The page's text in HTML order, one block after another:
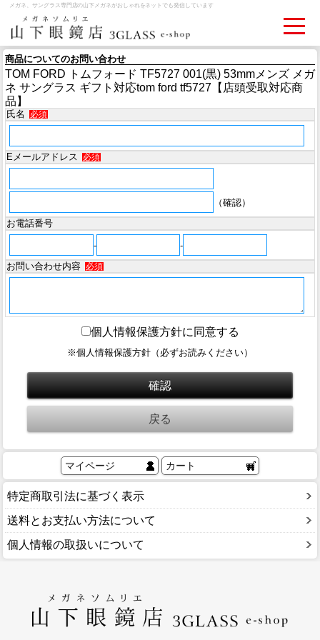
メガネ、サングラス専門店の山下メガネがおしゃれをネットでも発信しています
ログイン お買いものカゴ
お問い合わせ 検眼予約
MEDIA
おすすめアイテム
ブログ
会社概要
インフォメーション
商品についてのお問い合わせ
TOM FORD トムフォード TF5727 001(黒) 53mmメンズ メガ
ネ サングラス ギフト対応tom ford tf5727【店頭受取対応商
品】
氏名 必須
Eメールアドレス 必須
（確認）
お電話番号
-
-
お問い合わせ内容
必須
個人情報保護方針に同意する
※個人情報保護方針（必ずお読みください）
マイページ カート
特定商取引法に基づく表示
送料とお支払い方法について
個人情報の取扱いについて